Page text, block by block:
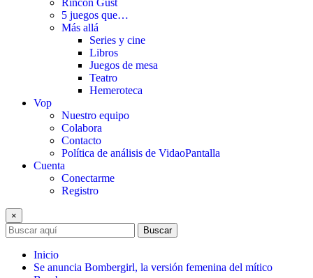
Rincón Gust
5 juegos que…
Más allá
Series y cine
Libros
Juegos de mesa
Teatro
Hemeroteca
Vop
Nuestro equipo
Colabora
Contacto
Política de análisis de VidaoPantalla
Cuenta
Conectarme
Registro
×
Buscar
Inicio
Se anuncia Bombergirl, la versión femenina del mítico